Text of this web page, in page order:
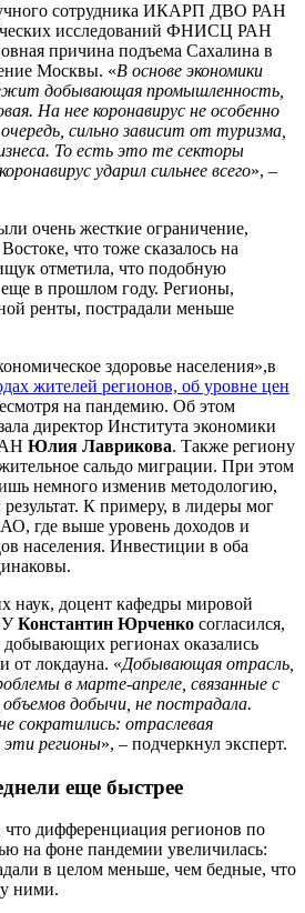
сотрудника ИКАРП ДВО РАН
исследований ФНИСЦ РАН
причина подъема Сахалина в
Москвы. «В основе экономики
добывающая промышленность,
На нее коронавирус не особенно
сильно зависит от туризма,
То есть это те секторы
ударил сильнее всего», –
очень жесткие ограничение,
что тоже сказалось на
отметила, что подобную
в прошлом году. Регионы,
ренты, пострадали меньше
здоровье населения»,в
жителей регионов, об уровне цен
на пандемию. Об этом
директор Института экономики
Юлия Лаврикова. Также региону
сальдо миграции. При этом
немного изменив методологию,
К примеру, в лидеры мог
где выше уровень доходов и
населения. Инвестиции в оба
наук, доцент кафедры мировой
Константин Юрченко согласился,
регионах оказались
от локдауна. «Добывающая отрасль,
в марте-апреле, связанные с
добычи, не пострадала.
сократились: отраслевая
регионы», – подчеркнул эксперт.
еще быстрее
что дифференциация регионов по
на фоне пандемии увеличилась:
в целом меньше, чем бедные, что
ними.